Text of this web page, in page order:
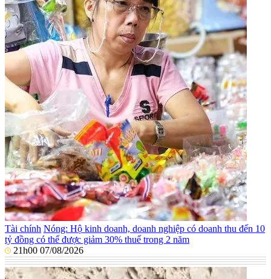
Tài chính Nóng: Hộ kinh doanh, doanh nghiệp có doanh thu đến 10
tỷ đồng có thể được giảm 30% thuế trong 2 năm
21h00 07/08/2026